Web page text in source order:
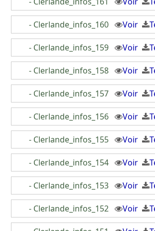
- Clerlande_infos_160 Voir
- Clerlande_infos_159 Voir
- Clerlande_infos_158 Voir
- Clerlande_infos_157 Voir
- Clerlande_infos_156 Voir
- Clerlande_infos_155 Voir
- Clerlande_infos_154 Voir
- Clerlande_infos_153 Voir
- Clerlande_infos_152 Voir